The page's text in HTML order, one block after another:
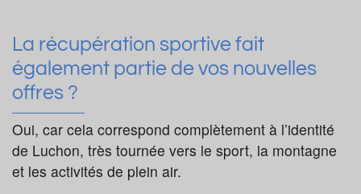
La récupération sportive fait
également partie de vos nouvelles
offres ?
Oui, car cela correspond complètement à l’identité
de Luchon, très tournée vers le sport, la montagne
et les activités de plein air.